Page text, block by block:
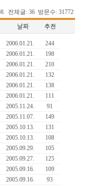
전체글: 36 방문수: 31772
2006.01.21.
244
2006.01.21.
198
2006.01.21.
210
2006.01.21.
132
2006.01.21.
138
2006.01.21.
111
2005.11.24.
91
2005.11.07.
149
2005.10.13.
131
2005.10.13.
108
2005.09.29.
105
2005.09.27.
125
2005.09.16.
109
2005.09.16.
93